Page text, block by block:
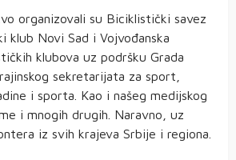
organizovali su Biciklistički savez
klub Novi Sad i Vojvođanska
klubova uz podršku Grada
sekretarijata za sport,
i sporta. Kao i našeg medijskog
i mnogih drugih. Naravno, uz
iz svih krajeva Srbije i regiona.